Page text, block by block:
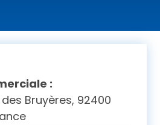
:
Bruyères, 92400